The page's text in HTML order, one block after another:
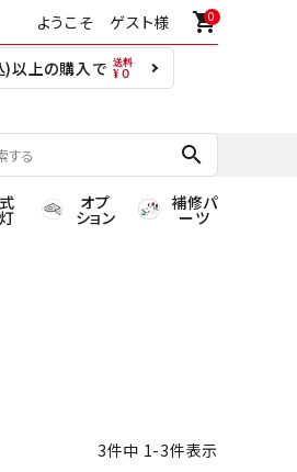
ようこそ ゲスト様 0
shopping_cart
以上の購入で
search
オプ
ション
補修パ
ーツ
3件中 1-3件表示